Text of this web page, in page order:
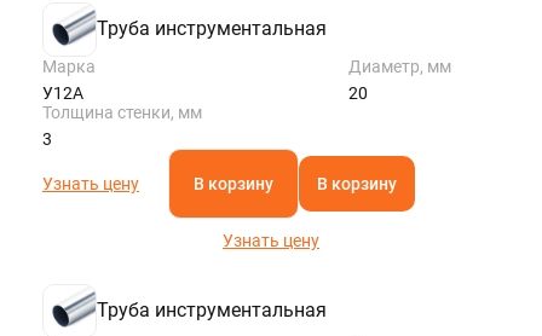
Труба инструментальная
Марка
У12А
Диаметр, мм
20
Толщина стенки, мм
3
Узнать цену В корзину В корзину
Узнать цену
Труба инструментальная